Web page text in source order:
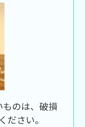
のは、破損
ださい。